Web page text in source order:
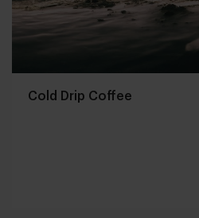
Cold Drip Coffee